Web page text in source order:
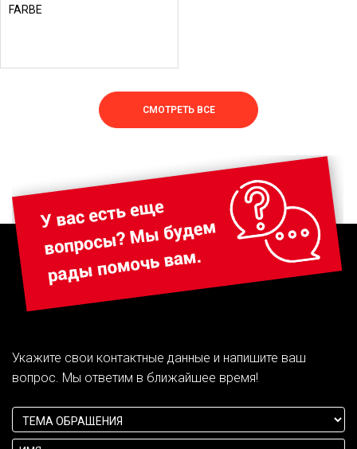
FARBE
СМОТРЕТЬ ВСЕ
Укажите свои контактные данные и напишите ваш
вопрос. Мы ответим в ближайшее время!